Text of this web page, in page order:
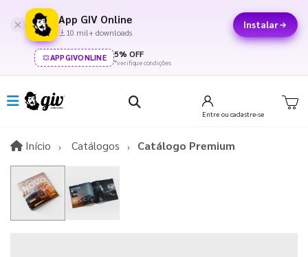
App GIV Online
10 mil+ downloads
Instalar
APPGIVONLINE 5% OFF
*verifique condições
Entre ou cadastre-se
Início InícioCatálogos Catálogo Premium